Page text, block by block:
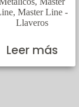
, Master Line -
Llaveros
Leer más